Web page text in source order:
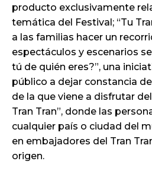
producto exclusivamente
temática del Festival; “Tu
a las familias hacer un
espectáculos y escenarios
tú de quién eres?”, una
público a dejar constancia
de la que viene a disfrutar
Tran Tran”, donde las
cualquier país o ciudad del
en embajadores del Tran
origen.